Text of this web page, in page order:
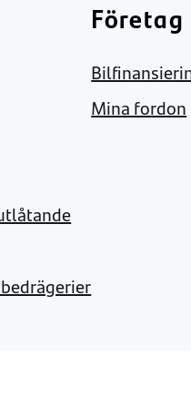
Företag
Mina fordon